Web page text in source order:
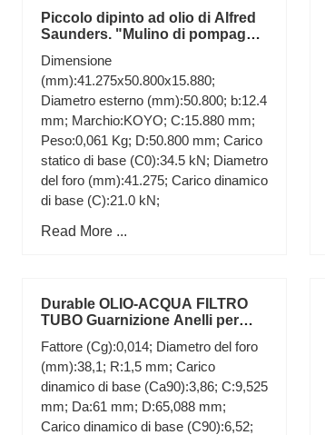
Piccolo dipinto ad olio di Alfred
Saunders. "Mulino di pompaggio
Dimensione
(mm):41.275x50.800x15.880;
Diametro esterno (mm):50.800; b:12.4
mm; Marchio:KOYO; C:15.880 mm;
Peso:0,061 Kg; D:50.800 mm; Carico
statico di base (C0):34.5 kN; Diametro
del foro (mm):41.275; Carico dinamico
di base (C):21.0 kN;
Read More ...
Durable OLIO-ACQUA FILTRO
TUBO Guarnizione Anelli per
3500psi
Fattore (Cg):0,014; Diametro del foro
(mm):38,1; R:1,5 mm; Carico
dinamico di base (Ca90):3,86; C:9,525
mm; Da:61 mm; D:65,088 mm;
Carico dinamico di base (C90):6,52;